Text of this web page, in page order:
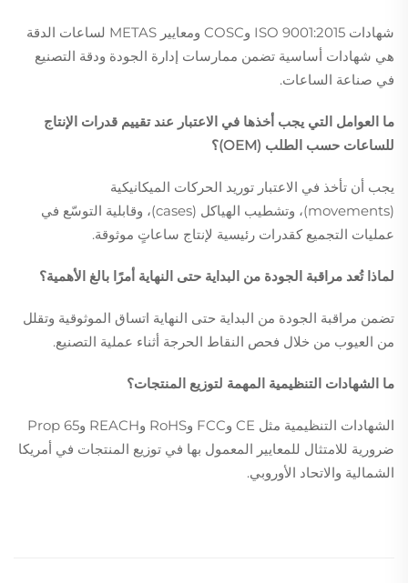
شهادات ISO 9001:2015 وCOSC ومعايير METAS لساعات الدقة
هي شهادات أساسية تضمن ممارسات إدارة الجودة ودقة التصنيع
في صناعة الساعات.
ما العوامل التي يجب أخذها في الاعتبار عند تقييم قدرات الإنتاج
للساعات حسب الطلب (OEM)؟
يجب أن تأخذ في الاعتبار توريد الحركات الميكانيكية
(movements)، وتشطيب الهياكل (cases)، وقابلية التوسّع في
عمليات التجميع كقدرات رئيسية لإنتاج ساعاتٍ موثوقة.
لماذا تُعد مراقبة الجودة من البداية حتى النهاية أمرًا بالغ الأهمية؟
تضمن مراقبة الجودة من البداية حتى النهاية اتساق الموثوقية وتقلل
من العيوب من خلال فحص النقاط الحرجة أثناء عملية التصنيع.
ما الشهادات التنظيمية المهمة لتوزيع المنتجات؟
الشهادات التنظيمية مثل CE وFCC وRoHS وREACH وProp 65
ضرورية للامتثال للمعايير المعمول بها في توزيع المنتجات في أمريكا
الشمالية والاتحاد الأوروبي.